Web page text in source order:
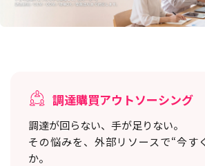
調達購買アウトソーシング
調達が回らない、手が足りない。
その悩みを、外部リソースで“今す
か。